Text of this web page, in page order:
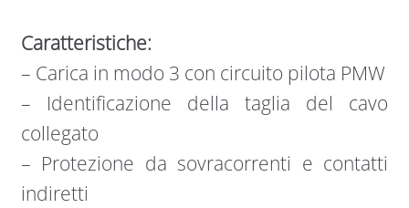
Caratteristiche:
– Carica in modo 3 con circuito pilota PMW
– Identificazione della taglia del cavo
collegato
– Protezione da sovracorrenti e contatti
indiretti